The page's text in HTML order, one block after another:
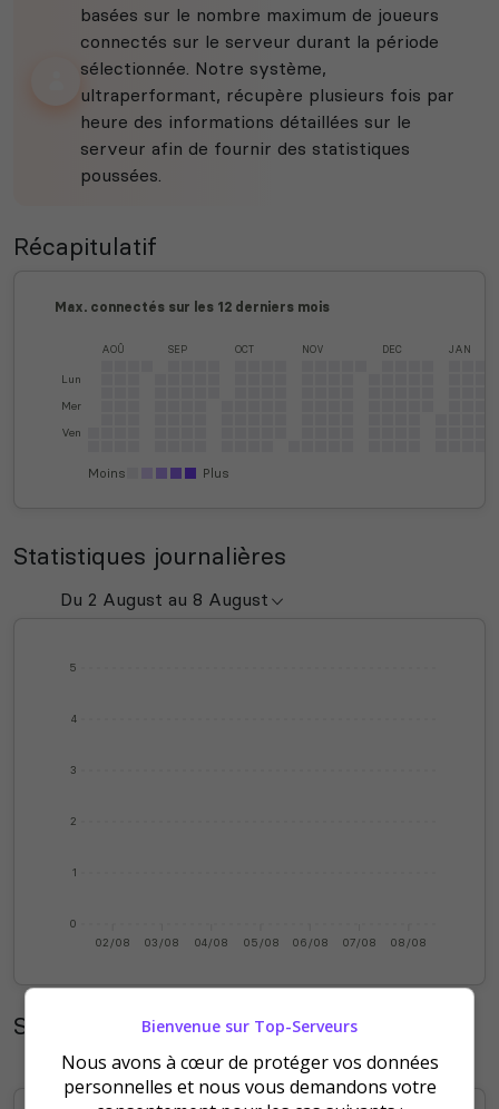
basées sur le nombre maximum de joueurs
connectés sur le serveur durant la période
sélectionnée. Notre système,
ultraperformant, récupère plusieurs fois par
heure des informations détaillées sur le
serveur afin de fournir des statistiques
poussées.
Récapitulatif
Max. connectés sur les 12 derniers mois
Lun
Mer
Ven
AOÛ SEP OCT NOV DEC JAN
Moins Plus
Statistiques journalières
0
1
2
3
4
5
02/08 03/08 04/08 05/08 06/08 07/08 08/08
Statistiques mensuelles
Bienvenue sur Top-Serveurs
Nous avons à cœur de protéger vos données
personnelles et nous vous demandons votre